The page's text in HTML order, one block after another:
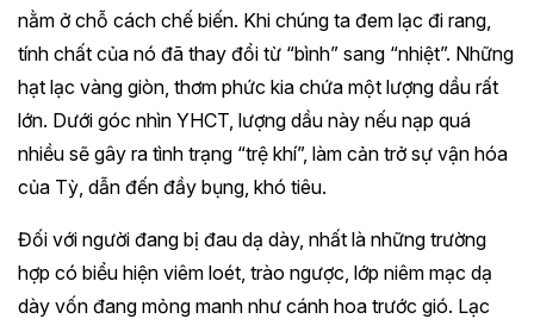
nằm ở chỗ cách chế biến. Khi chúng ta đem lạc đi rang,
tính chất của nó đã thay đổi từ “bình” sang “nhiệt”. Những
hạt lạc vàng giòn, thơm phức kia chứa một lượng dầu rất
lớn. Dưới góc nhìn YHCT, lượng dầu này nếu nạp quá
nhiều sẽ gây ra tình trạng “trệ khí”, làm cản trở sự vận hóa
của Tỳ, dẫn đến đầy bụng, khó tiêu.
Đối với người đang bị đau dạ dày, nhất là những trường
hợp có biểu hiện viêm loét, trào ngược, lớp niêm mạc dạ
dày vốn đang mỏng manh như cánh hoa trước gió. Lạc